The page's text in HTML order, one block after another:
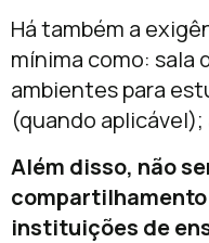
Há também a
mínima como: sala
ambientes para
(quando
Além disso, não
compartilhamento
instituições de